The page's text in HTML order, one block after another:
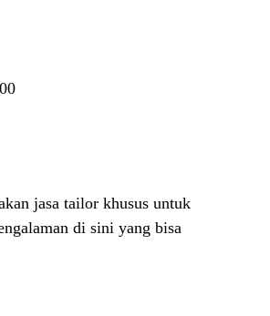
jasa tailor khusus untuk
di sini yang bisa